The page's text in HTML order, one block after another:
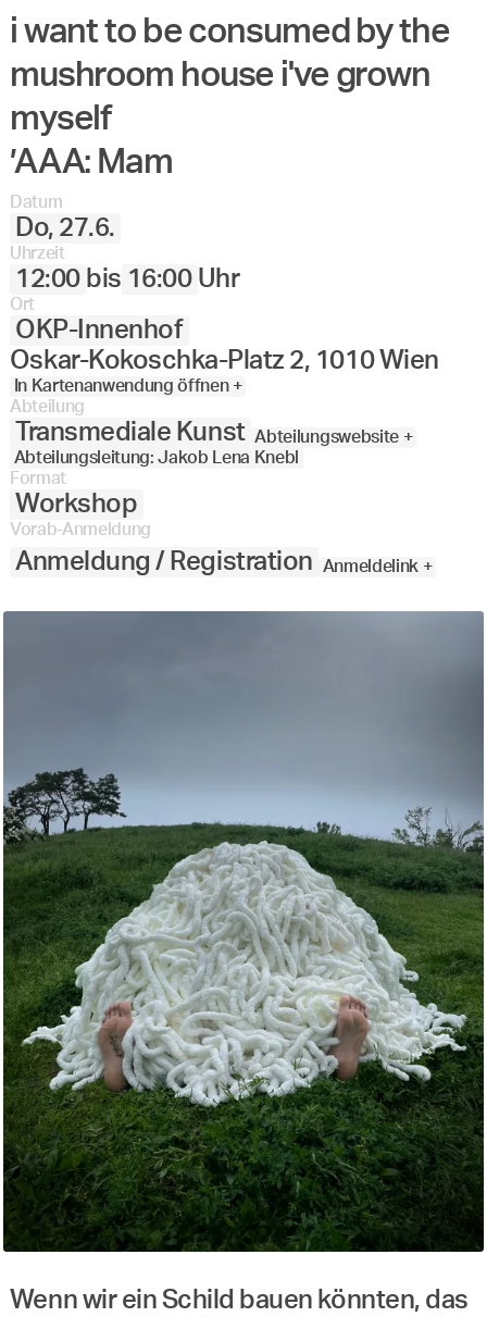
i want to be consumed by the
mushroom house i've grown
myself
’AAA: Mam
Datum
Do, 27.6.
Uhrzeit
12:00 bis 16:00 Uhr
Ort
OKP-Innenhof
Oskar-Kokoschka-Platz 2, 1010 Wien
In Kartenanwendung öffnen +
Abteilung
Transmediale Kunst Abteilungswebsite +
Abteilungsleitung: Jakob Lena Knebl
Format
Workshop
Vorab-Anmeldung
Anmeldung / Registration Anmeldelink +
Wenn wir ein Schild bauen könnten, das